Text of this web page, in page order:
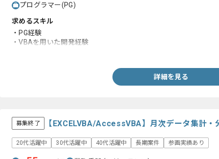
プログラマー(PG)
求めるスキル
・PG経験
・VBAを用いた開発経験
詳細を見る
募集終了 【EXCELVBA/AccessVBA】月次データ集計
20代活躍中 30代活躍中 40代活躍中 長期案件 参画実績あり